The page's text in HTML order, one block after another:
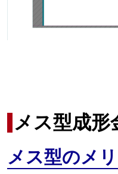
メス型成形
メス型のメ